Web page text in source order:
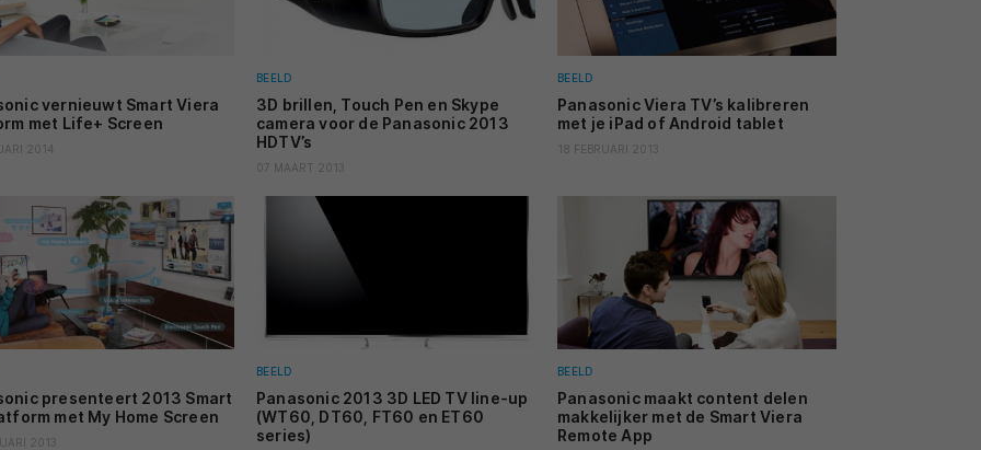
vernieuwt Smart Viera
met Life+ Screen
2014
BEELD
3D brillen, Touch Pen en Skype
camera voor de Panasonic 2013
HDTV’s
07 MAART 2013
BEELD
Panasonic Viera TV’s kalibreren
met je iPad of Android tablet
18 FEBRUARI 2013
presenteert 2013 Smart
met My Home Screen
2013
BEELD
Panasonic 2013 3D LED TV line-up
(WT60, DT60, FT60 en ET60
series)
BEELD
Panasonic maakt content delen
makkelijker met de Smart Viera
Remote App